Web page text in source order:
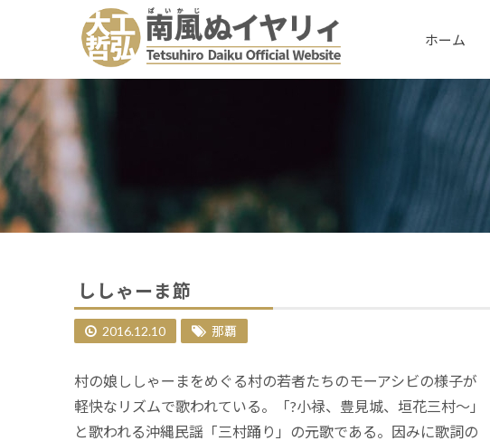
ホーム
ししゃーま節
2016.12.10 那覇
村の娘ししゃーまをめぐる村の若者たちのモーアシビの様子が
軽快なリズムで歌われている。「?小禄、豊見城、垣花三村～」
と歌われる沖縄民謡「三村踊り」の元歌である。因みに歌詞の